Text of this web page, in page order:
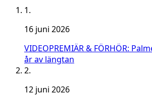
1.
16 juni 2026
VIDEOPREMIÄR & FÖRHÖR:
år av längtan
2.
12 juni 2026